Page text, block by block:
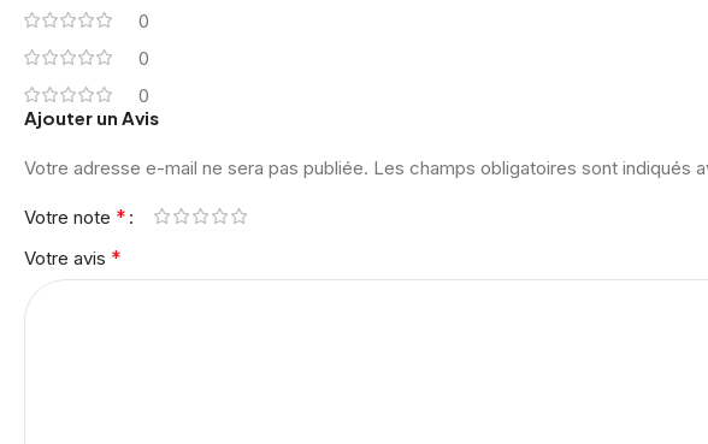
0
0
0
Ajouter un Avis
Votre adresse e-mail ne sera pas publiée. Les champs obligatoires sont indiqués
Votre note *
Votre avis *